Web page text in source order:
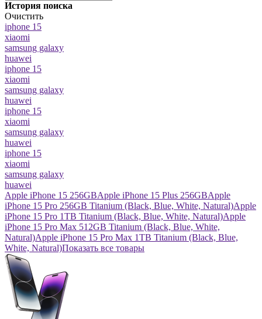
История поиска
Очистить
iphone 15
xiaomi
samsung galaxy
huawei
iphone 15
xiaomi
samsung galaxy
huawei
iphone 15
xiaomi
samsung galaxy
huawei
iphone 15
xiaomi
samsung galaxy
huawei
Apple iPhone 15 256GBApple iPhone 15 Plus 256GBApple
iPhone 15 Pro 256GB Titanium (Black, Blue, White, Natural)Apple
iPhone 15 Pro 1TB Titanium (Black, Blue, White, Natural)Apple
iPhone 15 Pro Max 512GB Titanium (Black, Blue, White,
Natural)Apple iPhone 15 Pro Max 1TB Titanium (Black, Blue,
White, Natural)Показать все товары